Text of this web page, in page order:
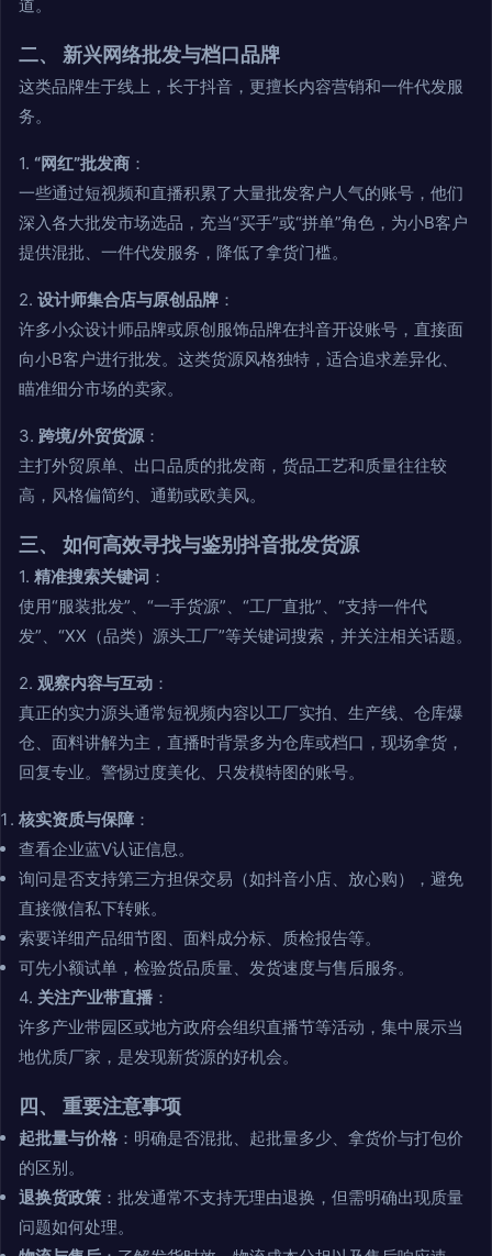
道。
二、 新兴网络批发与档口品牌
这类品牌生于线上，长于抖音，更擅长内容营销和一件代发服
务。
1. “网红”批发商 ：
一些通过短视频和直播积累了大量批发客户人气的账号，他们
深入各大批发市场选品，充当“买手”或“拼单”角色，为小B客户
提供混批、一件代发服务，降低了拿货门槛。
2. 设计师集合店与原创品牌 ：
许多小众设计师品牌或原创服饰品牌在抖音开设账号，直接面
向小B客户进行批发。这类货源风格独特，适合追求差异化、
瞄准细分市场的卖家。
3. 跨境/外贸货源：
主打外贸原单、出口品质的批发商，货品工艺和质量往往较
高，风格偏简约、通勤或欧美风。
三、 如何高效寻找与鉴别抖音批发货源
1. 精准搜索关键词 ：
使用“服装批发”、“一手货源”、“工厂直批”、“支持一件代
发”、“XX（品类）源头工厂”等关键词搜索，并关注相关话题。
2. 观察内容与互动 ：
真正的实力源头通常短视频内容以工厂实拍、生产线、仓库爆
仓、面料讲解为主，直播时背景多为仓库或档口，现场拿货，
回复专业。警惕过度美化、只发模特图的账号。
核实资质与保障 ：
查看企业蓝V认证信息。
询问是否支持第三方担保交易（如抖音小店、放心购），避免
直接微信私下转账。
索要详细产品细节图、面料成分标、质检报告等。
可先小额试单，检验货品质量、发货速度与售后服务。
4. 关注产业带直播 ：
许多产业带园区或地方政府会组织直播节等活动，集中展示当
地优质厂家，是发现新货源的好机会。
四、 重要注意事项
起批量与价格 ：明确是否混批、起批量多少、拿货价与打包价
的区别。
退换货政策 ：批发通常不支持无理由退换，但需明确出现质量
问题如何处理。